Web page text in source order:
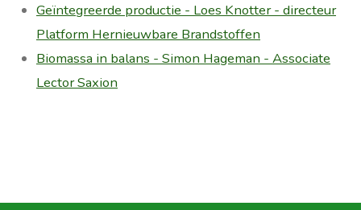
Geïntegreerde productie - Loes Knotter - directeur
Platform Hernieuwbare Brandstoffen
Biomassa in balans - Simon Hageman - Associate
Lector Saxion